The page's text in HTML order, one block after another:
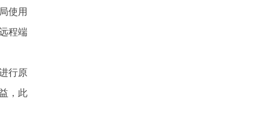
使用
程端
行原
，此